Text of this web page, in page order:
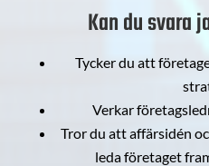
Kan du svara
Tycker du att
Verkar
Tror du att affärsidén
leda företaget